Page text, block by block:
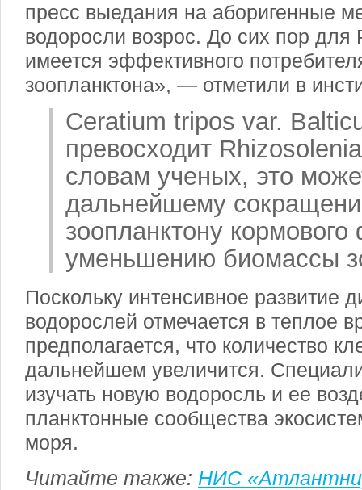
пресс выедания на аборигенные
водоросли возрос. До сих пор для
имеется эффективного
зоопланктона», — отметили в
Ceratium tripos var.
превосходит
словам ученых, это
дальнейшему
зоопланктону
уменьшению биомассы
Поскольку интенсивное развитие
водорослей отмечается в теплое
предполагается, что количество
дальнейшем увеличится.
изучать новую водоросль и ее
планктонные сообщества
моря.
Читайте также: НИС